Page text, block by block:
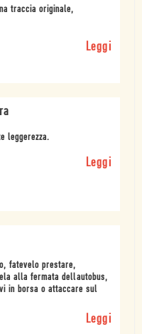
traccia originale,
Leggi
leggerezza.
Leggi
fatevelo prestare,
alla fermata dellautobus,
in borsa o attaccare sul
Leggi